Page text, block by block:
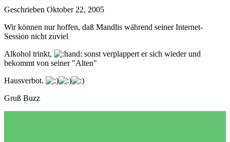
Geschrieben Oktober 22, 2005
Wir können nur hoffen, daß Mandlis während seiner Internet-
Session nicht zuviel
Alkohol trinkt,
sonst verplappert er sich wieder und
bekommt von seiner "Alten"
Hausverbot.
Gruß Buzz